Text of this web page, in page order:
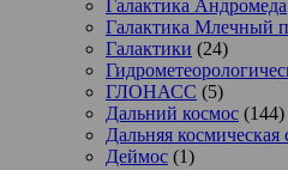
Галактика Андромеда
Галактика Млечный
Галактики (24)
ГЛОНАСС (5)
Дальний космос (144)
Дальняя космическая
Деймос (1)